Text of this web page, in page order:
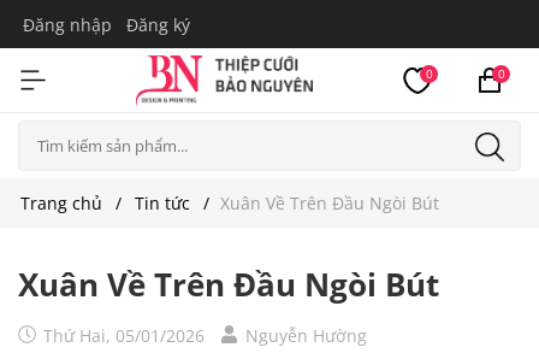
Đăng nhập Đăng ký
0 0
Trang chủ Tin tức Xuân Về Trên Đầu Ngòi Bút
Xuân Về Trên Đầu Ngòi Bút
Thứ Hai, 05/01/2026
Nguyễn Hường